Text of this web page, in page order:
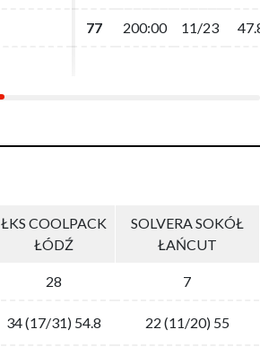
77 200:00 11/23
77 200:00 11/23
ŁKS COOLPACK
ŁÓDŹ
SOLVERA SOKÓŁ
ŁAŃCUT
28
7
34 (17/31) 54.8
22 (11/20) 55